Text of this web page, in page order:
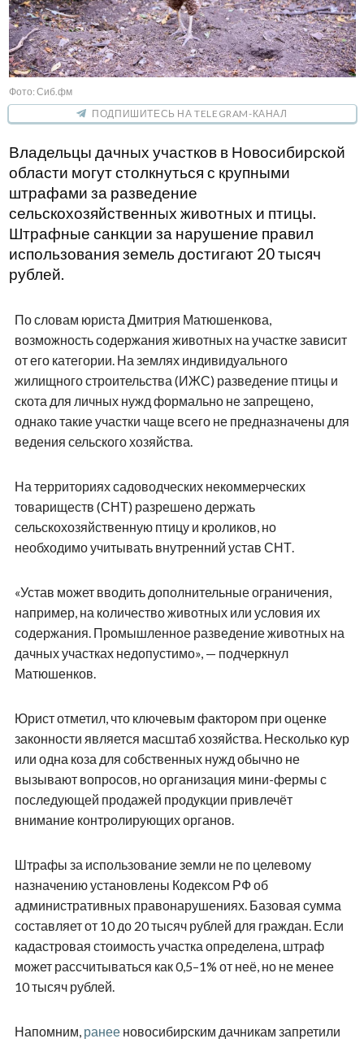
Фото: Сиб.фм
ПОДПИШИТЕСЬ НА TELEGRAM-КАНАЛ
Владельцы дачных участков в Новосибирской
области могут столкнуться с крупными
штрафами за разведение
сельскохозяйственных животных и птицы.
Штрафные санкции за нарушение правил
использования земель достигают 20 тысяч
рублей.
По словам юриста Дмитрия Матюшенкова,
возможность содержания животных на участке зависит
от его категории. На землях индивидуального
жилищного строительства (ИЖС) разведение птицы и
скота для личных нужд формально не запрещено,
однако такие участки чаще всего не предназначены для
ведения сельского хозяйства.
На территориях садоводческих некоммерческих
товариществ (СНТ) разрешено держать
сельскохозяйственную птицу и кроликов, но
необходимо учитывать внутренний устав СНТ.
«Устав может вводить дополнительные ограничения,
например, на количество животных или условия их
содержания. Промышленное разведение животных на
дачных участках недопустимо», — подчеркнул
Матюшенков.
Юрист отметил, что ключевым фактором при оценке
законности является масштаб хозяйства. Несколько кур
или одна коза для собственных нужд обычно не
вызывают вопросов, но организация мини-фермы с
последующей продажей продукции привлечёт
внимание контролирующих органов.
Штрафы за использование земли не по целевому
назначению установлены Кодексом РФ об
административных правонарушениях. Базовая сумма
составляет от 10 до 20 тысяч рублей для граждан. Если
кадастровая стоимость участка определена, штраф
может рассчитываться как 0,5–1% от неё, но не менее
10 тысяч рублей.
Напомним, ранееновосибирским дачникам запретили